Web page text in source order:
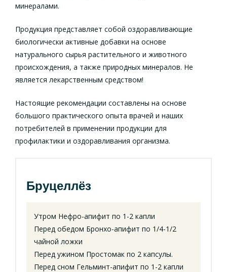
минералами.
Продукция представляет собой оздоравливающие
биологически активные добавки на основе
натурального сырья растительного и животного
происхождения, а также природных минералов. Не
является лекарственным средством!
Настоящие рекомендации составлены на основе
большого практического опыта врачей и наших
потребителей в применении продукции для
профилактики и оздоравливания организма.
Бруцеллёз
Утром Нефро-апифит по 1-2 капли
Перед обедом Бронхо-апифит по 1/4-1/2
чайной ложки
Перед ужином Простомак по 2 капсулы.
Перед сном Гельминт-апифит по 1-2 капли